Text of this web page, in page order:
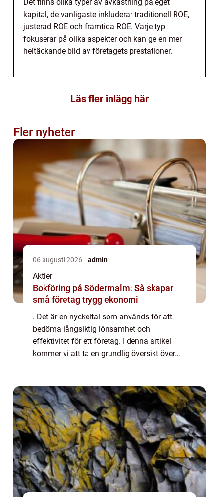
Det finns olika typer av avkastning på eget
kapital, de vanligaste inkluderar traditionell ROE,
justerad ROE och framtida ROE. Varje typ
fokuserar på olika aspekter och kan ge en mer
heltäckande bild av företagets prestationer.
Läs fler inlägg här
Fler nyheter
06 augusti 2026 admin
Aktier
Bokföring på Södermalm: Så skapar
små företag trygg ekonomi
. Det är en nyckeltal som används för att
bedöma långsiktig lönsamhet och
effektivitet för ett företag. I denna artikel
kommer vi att ta en grundlig översikt över
dis...